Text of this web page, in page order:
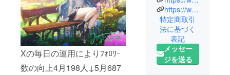
93人↓6月187人 （+94
人）（2024/05/31 10：
00 現在）
Xの毎日の運用によりﾌｫﾛﾜｰ
数の向上4月198人↓5月687
女、鼓膜ぶ
ち破り系ラ
イバー、
入室したら
君もボクの
お兄ちゃん
https://www.youtube.com/channel/UCiILtY-ctPrpoAPjS0ELCQg
特定商取引
法に基づく
表記
メッセー
ジを送る